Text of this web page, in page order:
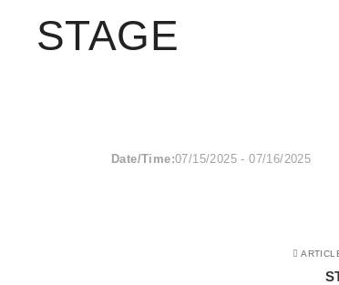
STAGE
Date/Time:07/15/2025 - 07/16/2025